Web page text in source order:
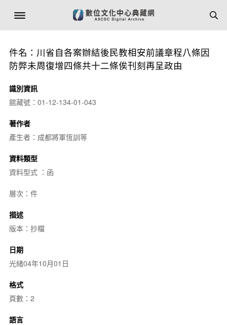
件名：川省自各案辦結後民教相安前議章程八條因
防弊未周復增四條共十二條俟刊刻再呈政由
識別資訊
館藏號：01-12-134-01-043
著作者
產生者：成都將軍恆訓等
資料類型
資料型式 ：函
層次：件
描述
版本：抄檔
日期
光緒04年10月01日
格式
頁數：2
語言